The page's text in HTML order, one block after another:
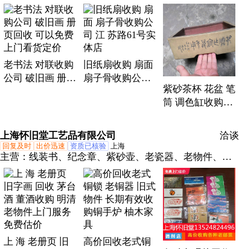
册
老书法 对联收购
公司 破旧画 册页
旧纸扇收购 扇面
扇子骨收购公司
紫砂茶杯 花盆 笔
筒 调色缸收购实
上海怀旧堂工艺品有限公司 洽谈
回复及时 出价迅速 资质已核验 上海
主营： 线装书、纪念章、紫砂壶、老瓷器、老物件、老
钱币、老古器、老家电、老古董、老铜钱、老衣服、专
业老酒、怀旧堂、钱币收购、花盆茶壶、回收红木、海
旧书籍、徽章回收、古玩杂件、瓷器回收、回收洋酒、
瓷器上门、古董字画、油画回收、旗袍回收
上 海 老册页 旧
高价回收老式铜